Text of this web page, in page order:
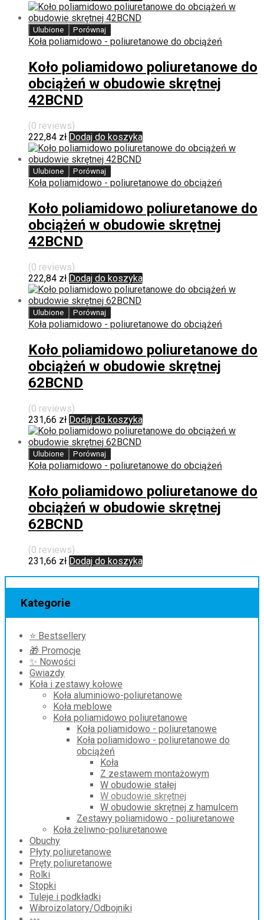
Ulubione Porównaj
Koła poliamidowo - poliuretanowe do obciążeń
Koło poliamidowo poliuretanowe do
obciążeń w obudowie skrętnej
42BCND
(0 reviews)
222,84 zł Dodaj do koszyka
Ulubione Porównaj
Koła poliamidowo - poliuretanowe do obciążeń
Koło poliamidowo poliuretanowe do
obciążeń w obudowie skrętnej
42BCND
(0 reviews)
222,84 zł Dodaj do koszyka
Ulubione Porównaj
Koła poliamidowo - poliuretanowe do obciążeń
Koło poliamidowo poliuretanowe do
obciążeń w obudowie skrętnej
62BCND
(0 reviews)
231,66 zł Dodaj do koszyka
Ulubione Porównaj
Koła poliamidowo - poliuretanowe do obciążeń
Koło poliamidowo poliuretanowe do
obciążeń w obudowie skrętnej
62BCND
(0 reviews)
231,66 zł Dodaj do koszyka
Kategorie
⭐ Bestsellery
🎁 Promocje
✨ Nowości
Gwiazdy
Koła i zestawy kołowe
Koła aluminiowo-poliuretanowe
Koła meblowe
Koła poliamidowo poliuretanowe
Koła poliamidowo - poliuretanowe
Koła poliamidowo - poliuretanowe do
obciążeń
Koła
Z zestawem montażowym
W obudowie stałej
W obudowie skrętnej
W obudowie skrętnej z hamulcem
Zestawy poliamidowo - poliuretanowe
Koła żeliwno-poliuretanowe
Obuchy
Płyty poliuretanowe
Pręty poliuretanowe
Rolki
Stopki
Tuleje i podkładki
Wibroizolatory/Odbojniki